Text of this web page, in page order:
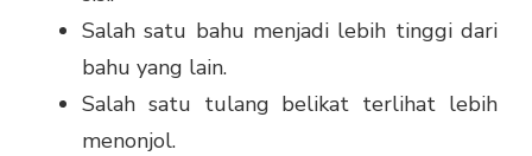
Salah satu bahu menjadi lebih tinggi dari
bahu yang lain.
Salah satu tulang belikat terlihat lebih
menonjol.